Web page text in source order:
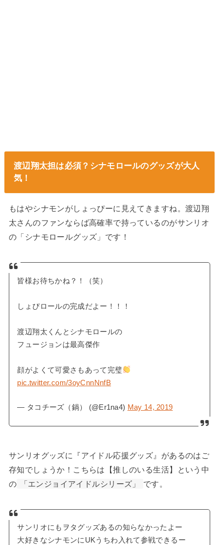
渡辺翔太担は必須？シナモロールのグッズが大人
気！
もはやシナモンがしょっぴーに見えてきますね。渡辺翔
太さんのファンならば高確率で持っているのがサンリオ
の「シナモロールグッズ」です！
皆様お待ちかね？！（笑）
しょぴロールの完成だよー！！！
渡辺翔太くんとシナモロールの
フュージョンは最高傑作
顔がよくて可愛さもあって完璧
pic.twitter.com/3oyCnnNnfB
— タコチーズ（鍋） (@Er1na4) May 14, 2019
サンリオグッズに『アイドル応援グッズ』があるのはご
存知でしょうか！こちらは【推しのいる生活】という中
の
「エンジョイアイドルシリーズ」 です。
サンリオにもヲタグッズあるの知らなかったよー
大好きなシナモンにUKうちわ入れて参戦できるー